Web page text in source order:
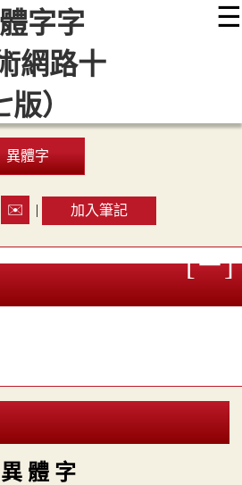
☰
編輯說明
站導覽
異體字
✉️ | 加入筆記
異 體 字